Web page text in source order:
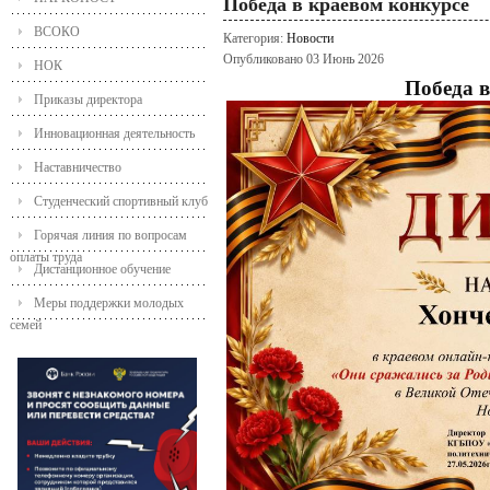
ВСОКО
НОК
Приказы директора
Инновационная деятельность
Наставничество
Студенческий спортивный клуб
Горячая линия по вопросам
оплаты труда
Дистанционное обучение
Меры поддержки молодых
семей
Категория: Новости
Опубликовано 03 Июнь 2026
Победа